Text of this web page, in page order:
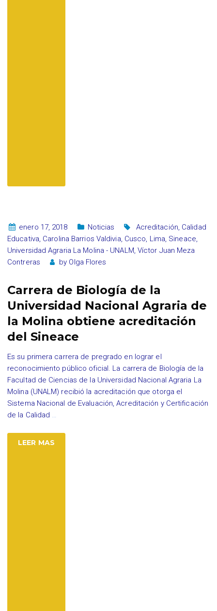
enero 17, 2018 Noticias Acreditación, Calidad
Educativa, Carolina Barrios Valdivia, Cusco, Lima, Sineace,
Universidad Agraria La Molina - UNALM, Víctor Juan Meza
Contreras
by Olga Flores
Carrera de Biología de la
Universidad Nacional Agraria de
la Molina obtiene acreditación
del Sineace
Es su primera carrera de pregrado en lograr el
reconocimiento público oficial. La carrera de Biología de la
Facultad de Ciencias de la Universidad Nacional Agraria La
Molina (UNALM) recibió la acreditación que otorga el
Sistema Nacional de Evaluación, Acreditación y Certificación
de la Calidad …
LEER MAS